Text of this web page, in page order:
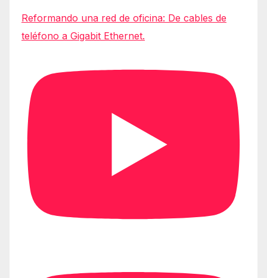
Reformando una red de oficina: De cables de
teléfono a Gigabit Ethernet.